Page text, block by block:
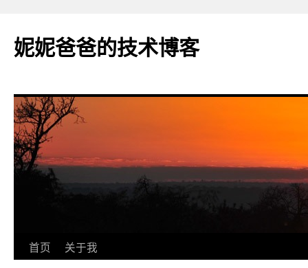
妮妮爸爸的技术博客
跳首页 关于我